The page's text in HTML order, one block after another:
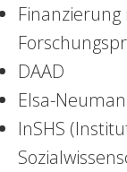
DAAD
Elsa-
InSHS